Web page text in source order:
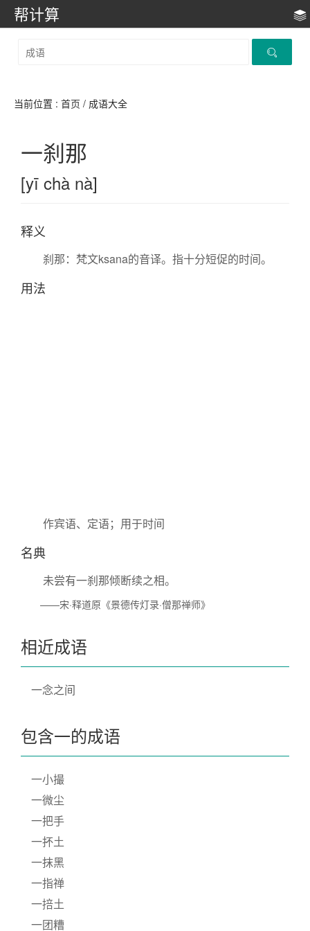
帮计算
当前位置 : 首页 / 成语大全
一刹那
[yī chà nà]
释义
刹那：梵文ksana的音译。指十分短促的时间。
用法
作宾语、定语；用于时间
名典
未尝有一刹那倾断续之相。
——宋·释道原《景德传灯录·僧那禅师》
相近成语
一念之间
包含一的成语
一小撮
一微尘
一把手
一抔土
一抹黑
一指禅
一掊土
一团糟